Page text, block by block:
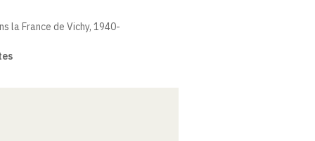
la France de Vichy, 1940-